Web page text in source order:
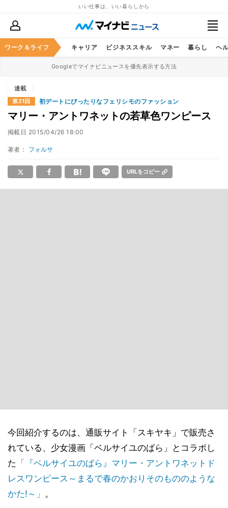
いい仕事は、いい暮らしから
ワーク＆ライフ キャリア ビジネススキル マネー 暮らし ヘ
Googleでマイナビニュースを優先表示する方法
連載
第21回 初デートにぴったりなフェリシモのファッション
マリー・アントワネットの若草色ワンピース
掲載日 2015/04/26 18:00
著者： フォルサ
URLをコピー
今回紹介するのは、通販サイト「スキヤキ」で販売さ
れている、少女漫画「ベルサイユのばら」とコラボし
た 「『ベルサイユのばら』マリー・アントワネットド
レスワンピース～まるで春のかおりそのもののような
かた!～」 。